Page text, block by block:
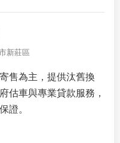
新莊區
售為主，提供汰舊換
估車與專業貸款服務，
證。